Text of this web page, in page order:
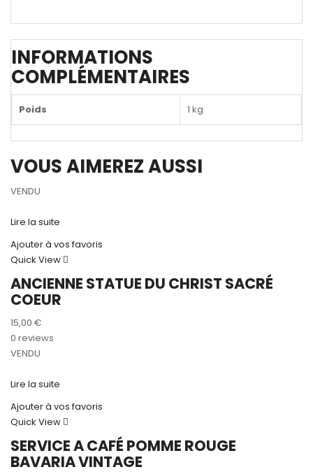
INFORMATIONS
COMPLÉMENTAIRES
Poids 1 kg
VOUS AIMEREZ AUSSI
VENDU
Lire la suite
Ajouter à vos favoris
Quick View
ANCIENNE STATUE DU CHRIST SACRÉ
COEUR
15,00 €
0 reviews
VENDU
Lire la suite
Ajouter à vos favoris
Quick View
SERVICE A CAFÉ POMME ROUGE
BAVARIA VINTAGE